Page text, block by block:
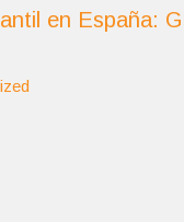
en España: